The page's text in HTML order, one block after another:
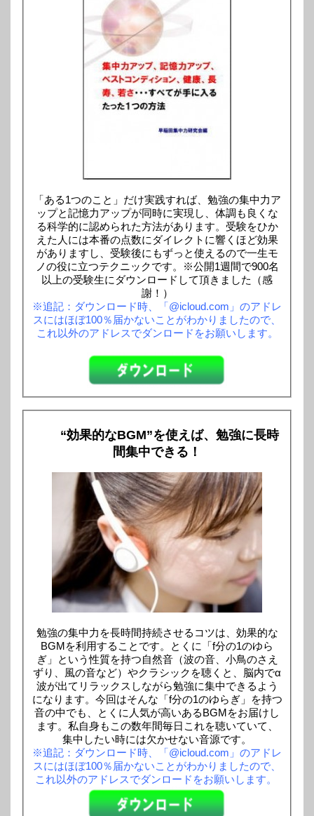
「ある1つのこと」だけ実践すれば、勉強の集中力ア
ップと記憶力アップが同時に実現し、体調も良くな
る科学的に認められた方法があります。受験をひか
えた人には本番の点数にダイレクトに響くほど効果
がありますし、受験後にもずっと使えるので一生モ
ノの役に立つテクニックです。※公開1週間で900名
以上の受験生にダウンロードして頂きました（感
謝！）
※追記：ダウンロード時、「@icloud.com」のアドレ
スにはほぼ100％届かないことがわかりましたので、
これ以外のアドレスでダンロードをお願いします。
“効果的なBGM”を使えば、勉強に長時
間集中できる！
勉強の集中力を長時間持続させるコツは、効果的な
BGMを利用することです。とくに「f分の1のゆら
ぎ」という性質を持つ自然音（波の音、小鳥のさえ
ずり、風の音など）やクラシックを聴くと、脳内でα
波が出てリラックスしながら勉強に集中できるよう
になります。今回はそんな「f分の1のゆらぎ」を持つ
音の中でも、とくに人気が高いあるBGMをお届けし
ます。私自身もこの数年間毎日これを聴いていて、
集中したい時には欠かせない音源です。
※追記：ダウンロード時、「@icloud.com」のアドレ
スにはほぼ100％届かないことがわかりましたので、
これ以外のアドレスでダンロードをお願いします。